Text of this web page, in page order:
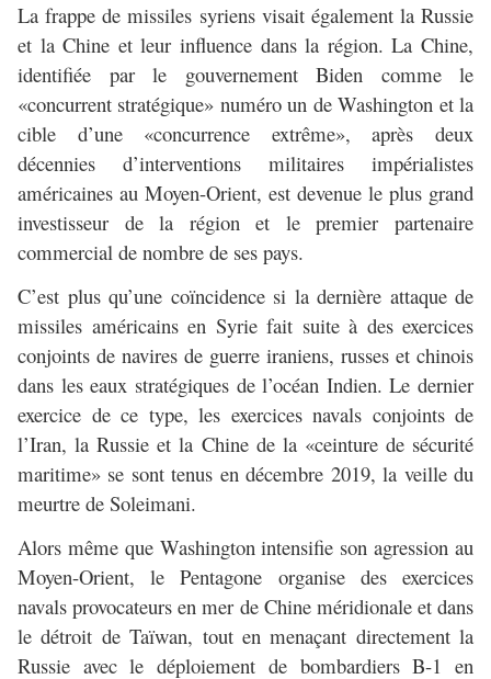
La frappe de missiles syriens visait également la Russie
et la Chine et leur influence dans la région. La Chine,
identifiée par le gouvernement Biden comme le
«concurrent stratégique» numéro un de Washington et la
cible d’une «concurrence extrême», après deux
décennies d’interventions militaires impérialistes
américaines au Moyen-Orient, est devenue le plus grand
investisseur de la région et le premier partenaire
commercial de nombre de ses pays.
C’est plus qu’une coïncidence si la dernière attaque de
missiles américains en Syrie fait suite à des exercices
conjoints de navires de guerre iraniens, russes et chinois
dans les eaux stratégiques de l’océan Indien. Le dernier
exercice de ce type, les exercices navals conjoints de
l’Iran, la Russie et la Chine de la «ceinture de sécurité
maritime» se sont tenus en décembre 2019, la veille du
meurtre de Soleimani.
Alors même que Washington intensifie son agression au
Moyen-Orient, le Pentagone organise des exercices
navals provocateurs en mer de Chine méridionale et dans
le détroit de Taïwan, tout en menaçant directement la
Russie avec le déploiement de bombardiers B-1 en